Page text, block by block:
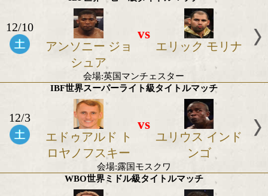
12/10
ヘスス アンドレ
クェジャル
vs
会場:ロサンゼルスUSCガランセンター
IBF世界スーパーウェルター級タイトルマッ
12/10
ジェモール チャ
ーロ
リアムス